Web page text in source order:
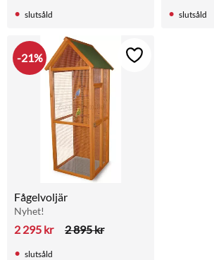
slutsåld slutsåld
Fågelvoljär
Nyhet!
2 295 kr 2 895kr
21% Lägg till i favoriter
slutsåld